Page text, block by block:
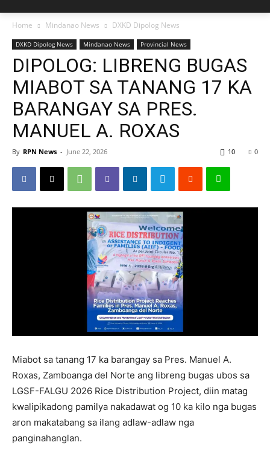
Home Mindanao News DXKD Dipolog News
DXKD Dipolog News Mindanao News Provincial News
DIPOLOG: LIBRENG BUGAS
MIABOT SA TANANG 17 KA
BARANGAY SA PRES.
MANUEL A. ROXAS
By RPN News - June 22, 2026 0
10
Miabot sa tanang 17 ka barangay sa Pres. Manuel A.
Roxas, Zamboanga del Norte ang libreng bugas ubos sa
LGSF-FALGU 2026 Rice Distribution Project, diin matag
kwalipikadong pamilya nakadawat og 10 ka kilo nga bugas
aron makatabang sa ilang adlaw-adlaw nga
panginahanglan.